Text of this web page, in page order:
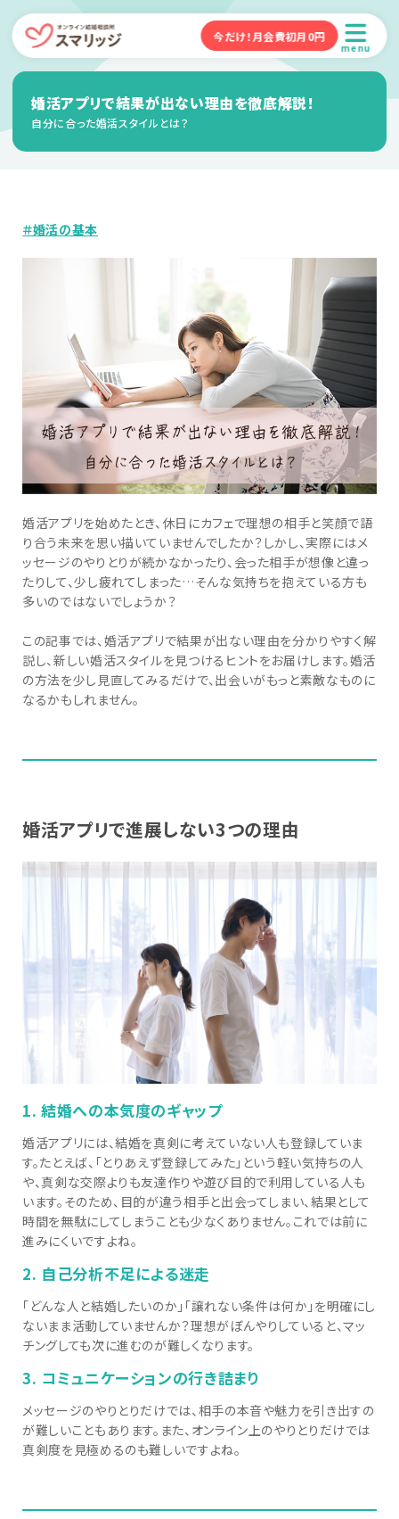
今だけ！月会費初月0円
menu
婚活アプリで結果が出ない理由を徹底解説！
自分に合った婚活スタイルとは？
＃婚活の基本
婚活アプリを始めたとき、休日にカフェで理想の相手と笑顔で語
り合う未来を思い描いていませんでしたか？しかし、実際にはメ
ッセージのやりとりが続かなかったり、会った相手が想像と違っ
たりして、少し疲れてしまった…そんな気持ちを抱えている方も
多いのではないでしょうか？
この記事では、婚活アプリで結果が出ない理由を分かりやすく解
説し、新しい婚活スタイルを見つけるヒントをお届けします。婚活
の方法を少し見直してみるだけで、出会いがもっと素敵なものに
なるかもしれません。
婚活アプリで進展しない3つの理由
1. 結婚への本気度のギャップ
婚活アプリには、結婚を真剣に考えていない人も登録していま
す。たとえば、「とりあえず登録してみた」という軽い気持ちの人
や、真剣な交際よりも友達作りや遊び目的で利用している人も
います。そのため、目的が違う相手と出会ってしまい、結果として
時間を無駄にしてしまうことも少なくありません。これでは前に
進みにくいですよね。
2. 自己分析不足による迷走
「どんな人と結婚したいのか」「譲れない条件は何か」を明確にし
ないまま活動していませんか？理想がぼんやりしていると、マッ
チングしても次に進むのが難しくなります。
3. コミュニケーションの行き詰まり
メッセージのやりとりだけでは、相手の本音や魅力を引き出すの
が難しいこともあります。また、オンライン上のやりとりだけでは
真剣度を見極めるのも難しいですよね。